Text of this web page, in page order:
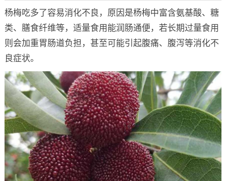
杨梅吃多了容易消化不良，原因是杨梅中富含氨基酸、糖
类、膳食纤维等，适量食用能润肠通便，若长期过量食用
则会加重胃肠道负担，甚至可能引起腹痛、腹泻等消化不
良症状。